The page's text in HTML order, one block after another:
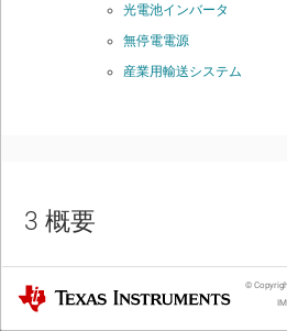
光電池インバータ
無停電電源
産業用輸送システム
3 概要
AMC1035は高精度のデルタ-シグマ(ΔΣ)変
で動作し、外部から供給される9MHz～
Texas Instruments ©